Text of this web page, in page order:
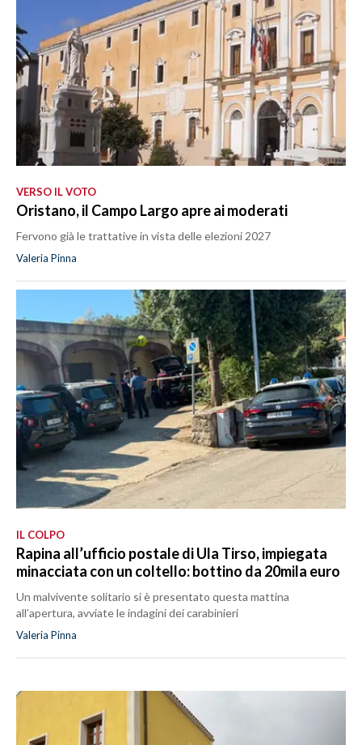
VERSO IL VOTO
Oristano, il Campo Largo apre ai moderati
Fervono già le trattative in vista delle elezioni 2027
Valeria Pinna
IL COLPO
Rapina all’ufficio postale di Ula Tirso, impiegata
minacciata con un coltello: bottino da 20mila euro
Un malvivente solitario si è presentato questa mattina
all’apertura, avviate le indagini dei carabinieri
Valeria Pinna